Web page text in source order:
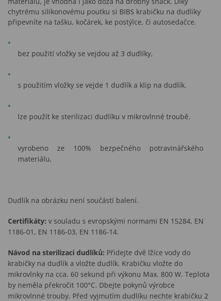
chytrému silikonovému poutku si BIBS krabičku na dudlíky
připevníte na tašku, kočárek, ke postýlce, či autosedačce.
bez použití vložky se vejdou až 3 dudlíky,
s použitím vložky se vejde 1 dudlík a klip na dudlík.
lze použít ke sterilizaci dudlíku v mikrovlnné troubě.
vyrobeno ze 100% bezpečného potravinářského
materiálu,
Dudlík na obrázku není součástí balení.
Certifikáty: v souladu s evropskými normami EN 15284, EN
1186-01, EN 1186-03, EN 1186-14.
Návod na sterilizaci dudlíků: Přidejte dvě lžíce vody do
krabičky na dudlík a vložte dudlík. Krabičku vložte do
mikrovlnky na cca. 60 sekund při výkonu Max. 800 W. Teplota
by neměla překročit 100°C. Dbejte pokynů výrobce
mikrovlnné trouby. Před vyjmutím dudlíku nechte krabičku 2